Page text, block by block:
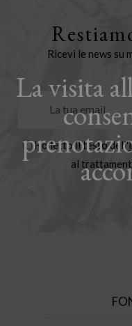
Ricevi le news su
Ho letto il testo dell'
al
La visita